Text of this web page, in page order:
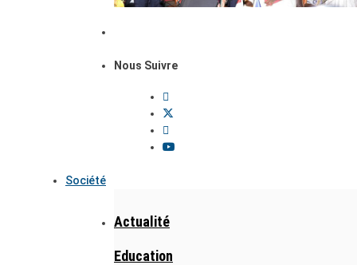
Nous Suivre
Société
Actualité
Education